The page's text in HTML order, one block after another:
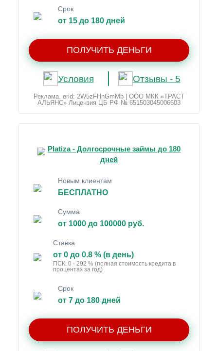
Срок
от 15 до 180 дней
ПОЛУЧИТЬ ДЕНЬГИ
Условия Отзывы - 5
Реклама. erid: 2W5zFHnGmMb | ООО МКК «ТРАСТ
АЛЬЯНС» Лицензия ЦБ РФ № 651503045006603
Platiza - Долгосрочные займы до 180
дней
Новым клиентам
БЕСПЛАТНО
Сумма
от 1000 до 100000 руб.
Ставка
от 0 до 0.8 % (в день)
ПСК: 0 - 292 % (полная стоимость кредита в
процентах за год)
Срок
от 7 до 180 дней
ПОЛУЧИТЬ ДЕНЬГИ